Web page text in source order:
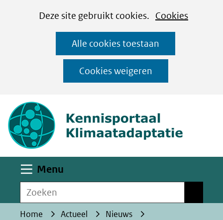
CookiesDeze site gebruikt cookies. Cookies
op
deze
website
worden
toegestaan
geweigerd.
Alle cookies toestaan
Cookies weigeren
Ga
naar
de
inhoud
Menu
Zoeken
Home Actueel
Nieuws